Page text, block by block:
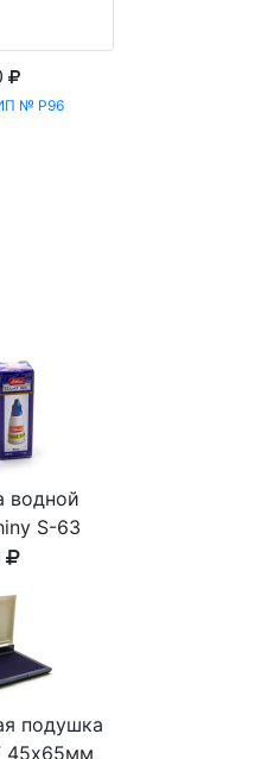
№ Р96
водной
S-63
подушка
45х65мм